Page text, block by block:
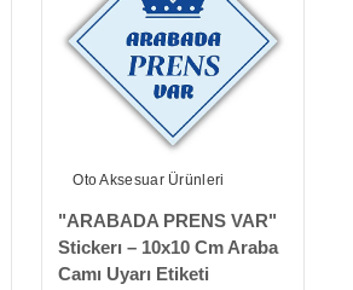
Oto Aksesuar Ürünleri
"ARABADA PRENS VAR"
Stickerı – 10x10 Cm Araba
Camı Uyarı Etiketi